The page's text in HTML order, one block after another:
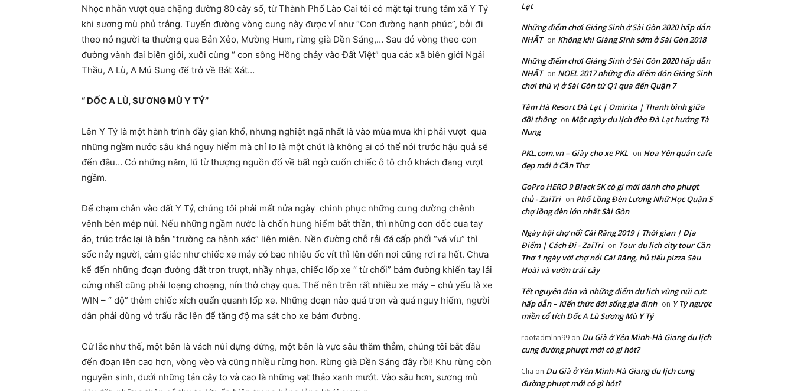
Nhọc nhằn vượt qua chặng đường 80 cây số, từ Thành Phố Lào Cai tôi có mặt tại trung tâm xã Y Tý
khi sương mù phủ trắng. Tuyến đường vòng cung này được ví như “Con đường hạnh phúc”, bởi đi
theo nó người ta thường qua Bản Xẻo, Mường Hum, rừng già Dền Sáng,… Sau đó vòng theo con
đường vành đai biên giới, xuôi cùng “ con sông Hồng chảy vào Đất Việt” qua các xã biên giới Ngải
Thầu, A Lù, A Mú Sung để trở về Bát Xát…
“ DỐC A LÙ, SƯƠNG MÙ Y TÝ”
Lên Y Tý là một hành trình đầy gian khổ, nhưng nghiệt ngã nhất là vào mùa mưa khi phải vượt qua
những ngầm nước sâu khá nguy hiểm mà chỉ lơ là một chút là không ai có thể nói trước hậu quả sẽ
đến đâu… Có những năm, lũ từ thượng nguồn đổ về bất ngờ cuốn chiếc ô tô chở khách đang vượt
ngầm.
Để chạm chân vào đất Y Tý, chúng tôi phải mất nửa ngày chinh phục những cung đường chênh
vênh bên mép núi. Nếu những ngầm nước là chốn hung hiểm bất thần, thì những con dốc cua tay
áo, trúc trắc lại là bản “trường ca hành xác” liên miên. Nền đường chỗ rải đá cấp phối “vá víu” thì
sốc nảy người, cảm giác như chiếc xe máy có bao nhiêu ốc vít thì lên đến nơi cũng rơi ra hết. Chưa
kể đến những đoạn đường đất trơn trượt, nhầy nhụa, chiếc lốp xe “ từ chối” bám đường khiến tay lái
cứng nhất cũng phải loạng choạng, nín thở chạy qua. Thế nên trên rất nhiều xe máy – chủ yếu là xe
WIN – “ độ” thêm chiếc xích quấn quanh lốp xe. Những đoạn nào quá trơn và quá nguy hiểm, người
dân phải dùng vỏ trấu rắc lên để tăng độ ma sát cho xe bám đường.
Cứ lắc như thế, một bên là vách núi dựng đứng, một bên là vực sâu thăm thẳm, chúng tôi bắt đầu
đến đoạn lên cao hơn, vòng vèo và cũng nhiều rừng hơn. Rừng già Dền Sáng đây rồi! Khu rừng còn
nguyên sinh, dưới những tán cây to và cao là những vạt thảo xanh mướt. Vào sâu hơn, sương mù
Lạt
Những điểm chơi Giáng Sinh ở Sài Gòn 2020 hấp dẫn
NHẤT on Không khí Giáng Sinh sớm ở Sài Gòn 2018
Những điểm chơi Giáng Sinh ở Sài Gòn 2020 hấp dẫn
NHẤT on NOEL 2017 những địa điểm đón Giáng Sinh
chơi thú vị ở Sài Gòn từ Q1 qua đến Quận 7
Tâm Hà Resort Đà Lạt | Omirita | Thanh bình giữa
đồi thông on Một ngày du lịch đèo Đà Lạt hướng Tà
Nung
PKL.com.vn – Giày cho xe PKL on Hoa Yên quán cafe
đẹp mới ở Cần Thơ
GoPro HERO 9 Black 5K có gì mới dành cho phượt
thủ - ZaiTri on Phố Lồng Đèn Lương Nhữ Học Quận 5
chợ lồng đèn lớn nhất Sài Gòn
Ngày hội chợ nổi Cái Răng 2019 | Thời gian | Địa
Điểm | Cách Đi - ZaiTri on Tour du lịch city tour Cần
Thơ 1 ngày với chợ nổi Cái Răng, hủ tiếu pizza Sáu
Hoài và vườn trái cây
Tết nguyên đán và những điểm du lịch vùng núi cực
hấp dẫn – Kiến thức đời sống gia đình on Y Tý ngược
miền cổ tích Dốc A Lù Sương Mù Y Tý
rootadmlnn99 on Du Già ở Yên Minh-Hà Giang du lịch
cung đường phượt mới có gì hót?
Clia on Du Già ở Yên Minh-Hà Giang du lịch cung
đường phượt mới có gì hót?